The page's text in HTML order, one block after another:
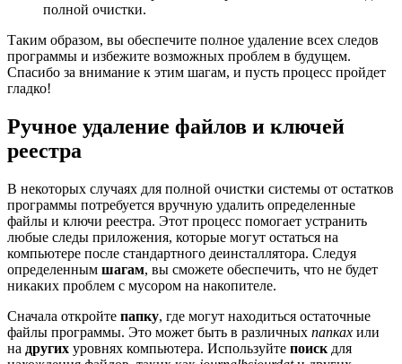
полной очистки.
Таким образом, вы обеспечите полное удаление всех следов
программы и избежите возможных проблем в будущем.
Спасибо за внимание к этим шагам, и пусть процесс пройдет
гладко!
Ручное удаление файлов и ключей
реестра
В некоторых случаях для полной очистки системы от остатков
программы потребуется вручную удалить определенные
файлы и ключи реестра. Этот процесс помогает устранить
любые следы приложения, которые могут остаться на
компьютере после стандартного деинсталлятора. Следуя
определенным шагам, вы сможете обеспечить, что не будет
никаких проблем с мусором на накопителе.
Сначала откройте папку, где могут находиться остаточные
файлы программы. Это может быть в различных папках или
на других уровнях компьютера. Используйте поиск для